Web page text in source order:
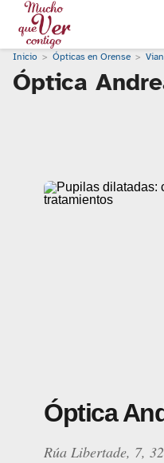
Inicio Ópticas en Orense
Óptica
Óptica
Rúa Libertade, 7,